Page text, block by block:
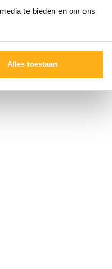
te bieden en om ons
Alles toestaan